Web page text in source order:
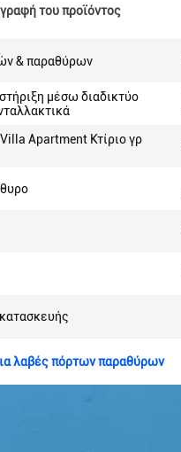
του προϊόντος
& παραθύρων
μέσω διαδικτύο
Apartment Κτίριο γρ
λαβές πόρτων παραθύρων